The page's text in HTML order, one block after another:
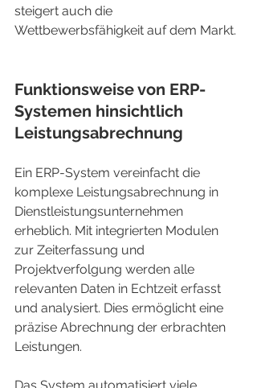
steigert auch die
Wettbewerbsfähigkeit auf dem Markt.
Funktionsweise von ERP-
Systemen hinsichtlich
Leistungsabrechnung
Ein ERP-System vereinfacht die
komplexe Leistungsabrechnung in
Dienstleistungsunternehmen
erheblich. Mit integrierten Modulen
zur Zeiterfassung und
Projektverfolgung werden alle
relevanten Daten in Echtzeit erfasst
und analysiert. Dies ermöglicht eine
präzise Abrechnung der erbrachten
Leistungen.
Das System automatisiert viele